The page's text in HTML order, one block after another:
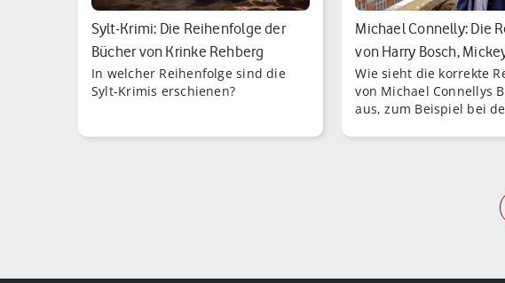
Sylt-Krimi: Die Reihenfolge der
Bücher von Krinke Rehberg
In welcher Reihenfolge sind die
Sylt-Krimis erschienen?
Michael Connelly: Die
von Harry Bosch,
Wie sieht die korrekte
von Michael Connellys
aus, zum Beispiel bei